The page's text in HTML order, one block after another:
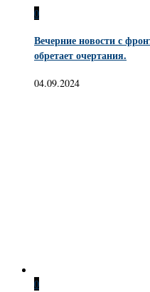
0
Вечерние новости с
обретает очертания.
04.09.2024
0